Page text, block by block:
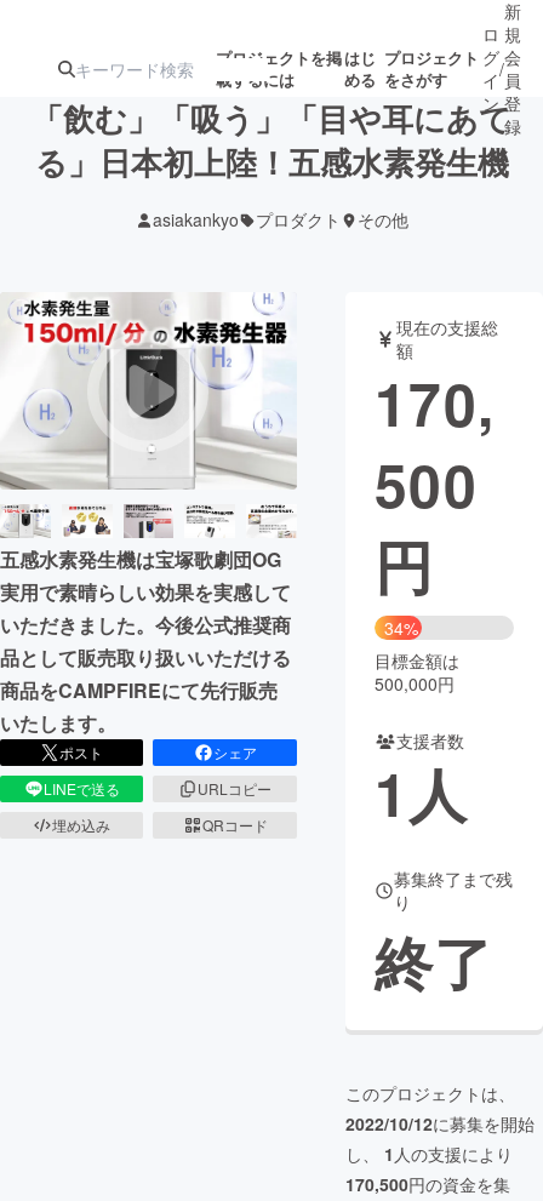
プロジェクトを掲
載するには
はじ
める
プロジェクト
をさがす
ターン
注目の新着プロ
ジェクト
募集終了が近いプ
ロジェクト
アート・写真 音楽
テクノロジー・ガジェット ゲーム・サ
映像・映画
ビジネス・起業
まちづくり・地域活性化
CAMPFIRE for Social Good
CAMPFIRE Creation
CAMPFIREふるさと納税
コミュニティ
ロ
グ
イ
ン
/
新
規
会
員
登
録
「飲む」「吸う」「目や耳にあて
る」日本初上陸！五感水素発生機
asiakankyo プロダクト その他
五感水素発生機は宝塚歌劇団OG
実用で素晴らしい効果を実感して
いただきました。今後公式推奨商
品として販売取り扱いいただける
商品をCAMPFIREにて先行販売
いたします。
ポスト
シェア
LINEで送る
URLコピー
埋め込み
QRコード
現在の支援総
額
170,
500
円
34%
目標金額は
500,000円
支援者数
1人
募集終了まで残
り
終了
このプロジェクトは、
2022/10/12に募集を開始
し、 1 人の支援により
170,500円の資金を集